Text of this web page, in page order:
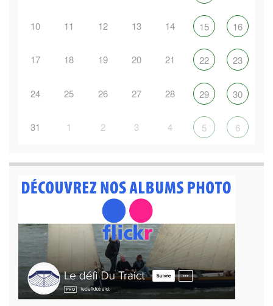
10 11 12 13 14 15 16
17 18 19 20 21 22 23
24 25 26 27 28 29 30
31 1 2 3 4 5 6